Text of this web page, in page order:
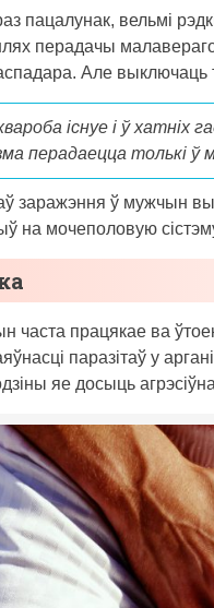
пацалунак, вельмі
перадачы
Але выключаць
існуе і ў хатніх
перадаецца толькі ў
заражэння ў мужчын
на мочеполовую
часта працякае ва
паразітаў у
яе досыць